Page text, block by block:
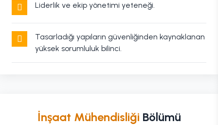
Liderlik ve ekip yönetimi yeteneği.
Tasarladığı yapıların güvenliğinden kaynaklanan
yüksek sorumluluk bilinci.
İnşaat Mühendisliği Bölümü